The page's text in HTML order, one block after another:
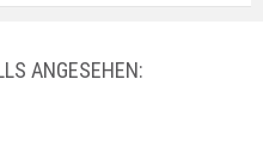
ANGESEHEN: